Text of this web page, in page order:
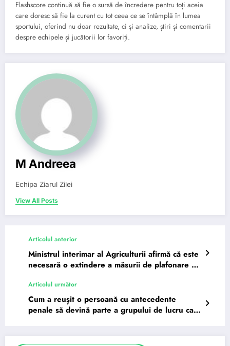
Flashscore continuă să fie o sursă de încredere pentru toți aceia
care doresc să fie la curent cu tot ceea ce se întâmplă în lumea
sportului, oferind nu doar rezultate, ci și analize, știri și comentarii
despre echipele și jucătorii lor favoriți.
M Andreea
Echipa Ziarul Zilei
View All Posts
Articolul anterior
Ministrul interimar al Agriculturii afirmă că este
necesară o extindere a măsurii de plafonare a
Articolul următor
Cum a reușit o persoană cu antecedente
penale să devină parte a grupului de lucru care